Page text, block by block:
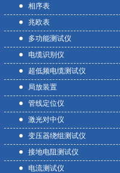
相序表
兆欧表
多功能测试仪
电缆识别仪
超低频电缆测试仪
局放装置
管线定位仪
激光对中仪
变压器绕组测试仪
接地电阻测试仪
电流测试仪